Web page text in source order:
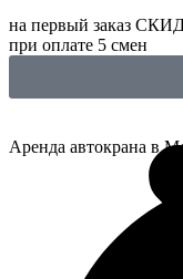
на первый заказ
при оплате 5 смен
Аренда автокрана в